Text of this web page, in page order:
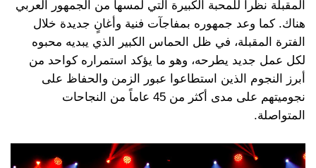
المقبلة نظراً للمحبة الكبيرة التي لمسها من الجمهور العربي
هناك. كما وعد جمهوره بمفاجآت فنية وأغانٍ جديدة خلال
الفترة المقبلة، في ظل الحماس الكبير الذي يبديه محبوه
لكل عمل جديد يطرحه، وهو ما يؤكد استمراره كواحد من
أبرز النجوم الذين استطاعوا عبور الزمن والحفاظ على
نجوميتهم على مدى أكثر من 45 عاماً من النجاحات
المتواصلة.